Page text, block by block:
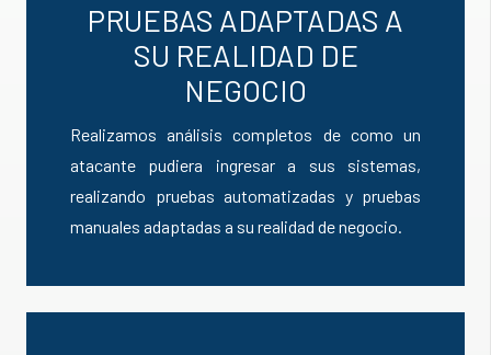
PRUEBAS ADAPTADAS A
SU REALIDAD DE
NEGOCIO
Realizamos análisis completos de como un
atacante pudiera ingresar a sus sistemas,
realizando pruebas automatizadas y pruebas
manuales adaptadas a su realidad de negocio.